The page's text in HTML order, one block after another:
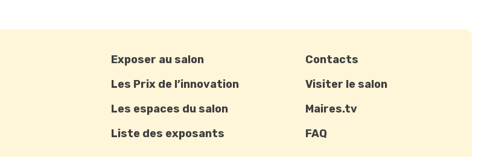
Exposer au salon
Les Prix de l’innovation
Les espaces du salon
Liste des exposants
Contacts
Visiter le salon
Maires.tv
FAQ